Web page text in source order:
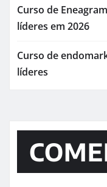
Curso de
líderes em 2026
Curso de
líderes